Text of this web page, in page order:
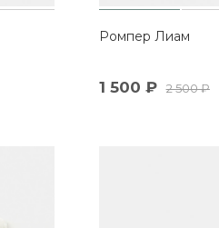
Ромпер Лиам
1 500 ₽ 2 500₽